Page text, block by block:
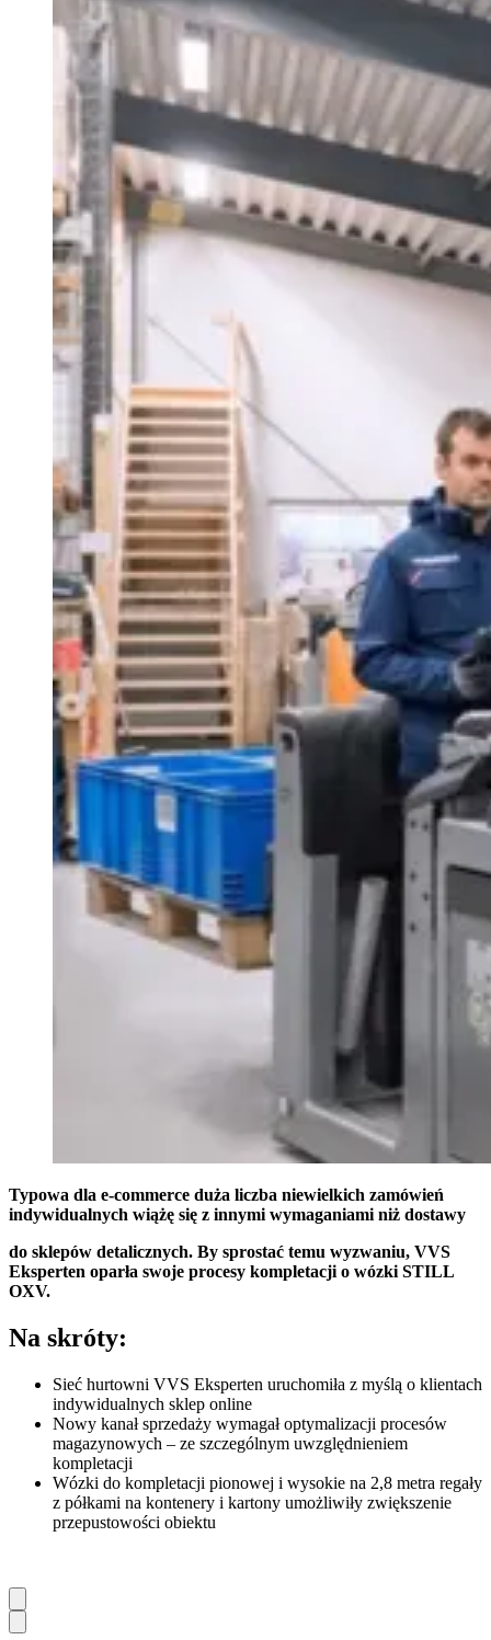
Typowa dla e-commerce duża liczba niewielkich zamówień
indywidualnych wiążę się z innymi wymaganiami niż dostawy
do sklepów detalicznych. By sprostać temu wyzwaniu, VVS
Eksperten oparła swoje procesy kompletacji o wózki STILL
OXV.
Na skróty:
Sieć hurtowni VVS Eksperten uruchomiła z myślą o klientach
indywidualnych sklep online
Nowy kanał sprzedaży wymagał optymalizacji procesów
magazynowych – ze szczególnym uwzględnieniem
kompletacji
Wózki do kompletacji pionowej i wysokie na 2,8 metra regały
z półkami na kontenery i kartony umożliwiły zwiększenie
przepustowości obiektu